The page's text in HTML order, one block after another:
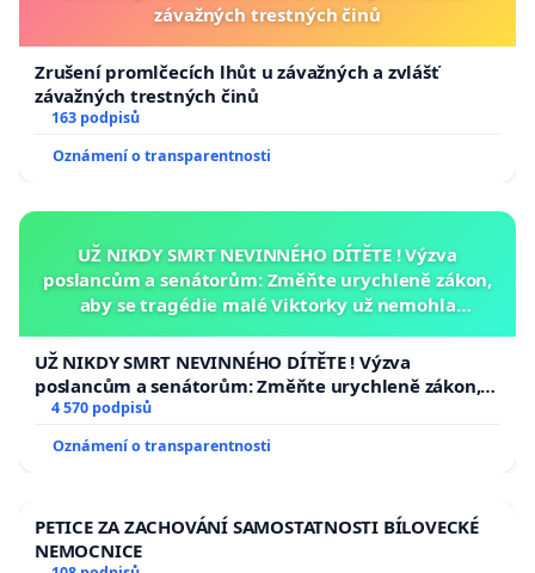
závažných trestných činů
Zrušení promlčecích lhůt u závažných a zvlášť
závažných trestných činů
163 podpisů
Oznámení o transparentnosti
UŽ NIKDY SMRT NEVINNÉHO DÍTĚTE ! Výzva
poslancům a senátorům: Změňte urychleně zákon,
aby se tragédie malé Viktorky už nemohla
UŽ NIKDY SMRT NEVINNÉHO DÍTĚTE ! Výzva
poslancům a senátorům: Změňte urychleně zákon,
aby se tragédie malé Viktorky už nemohla opakovat!
4 570 podpisů
Oznámení o transparentnosti
PETICE ZA ZACHOVÁNÍ SAMOSTATNOSTI BÍLOVECKÉ
NEMOCNICE